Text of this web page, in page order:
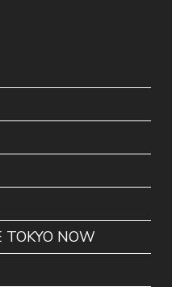
TOKYO NOW